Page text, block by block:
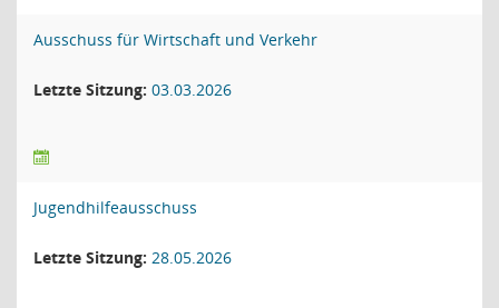
Ausschuss für Wirtschaft und Verkehr
Letzte Sitzung: 03.03.2026
Jugendhilfeausschuss
Letzte Sitzung: 28.05.2026